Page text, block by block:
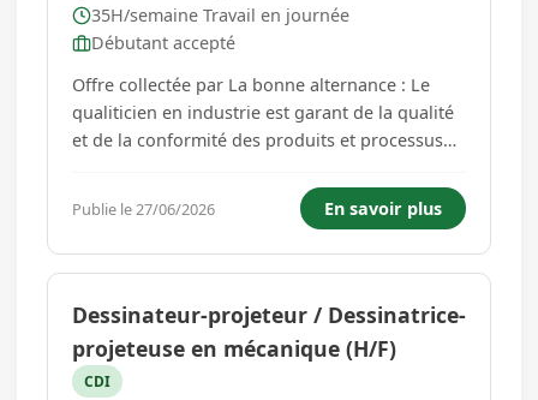
35H/semaine Travail en journée
Débutant accepté
Offre collectée par La bonne alternance : Le
qualiticien en industrie est garant de la qualité
et de la conformité des produits et processus
des procédures qualité en entreprise Contrôle
la conformité des produits finis et des
processus de prod...
Publie le 27/06/2026 En savoir plus
Dessinateur-projeteur / Dessinatrice-
projeteuse en mécanique (H/F)
CDI